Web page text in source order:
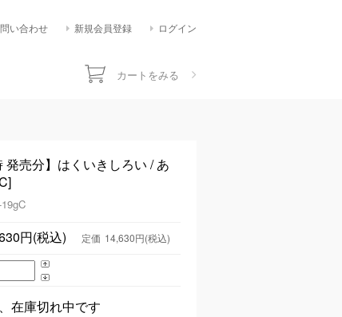
い合わせ 新規会員登録 ログイン
カートをみる
発売分】はくいきしろい / あ
円(税込) 定価 14,630円(税込)
在庫切れ中です